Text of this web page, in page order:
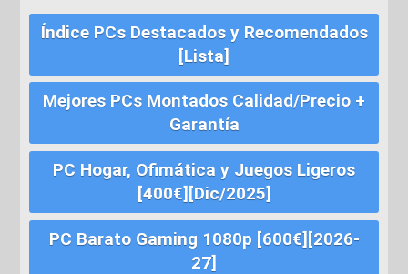
Índice PCs Destacados y Recomendados
[Lista]
Mejores PCs Montados Calidad/Precio +
Garantía
PC Hogar, Ofimática y Juegos Ligeros
[400€][Dic/2025]
PC Barato Gaming 1080p [600€][2026-
27]